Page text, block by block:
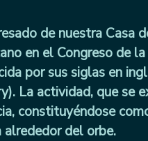
de nuestra Casa
en el Congreso de
por sus siglas en
La actividad, que se
constituyéndose
del orbe.